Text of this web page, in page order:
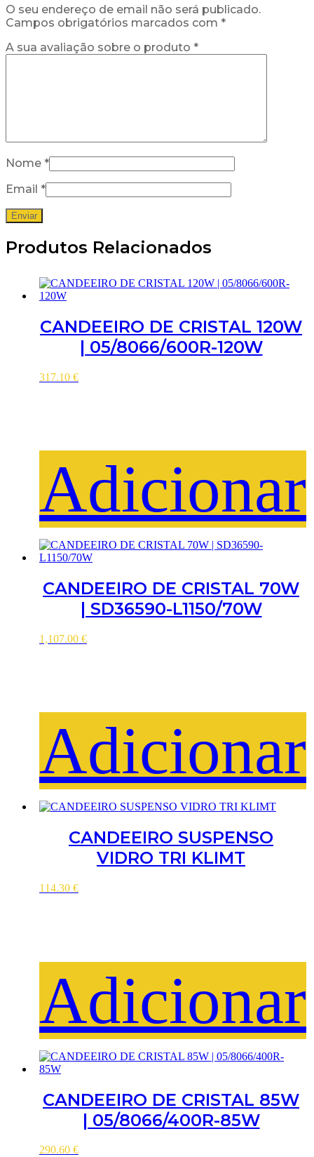
O seu endereço de email não será publicado.
Campos obrigatórios marcados com *
A sua avaliação sobre o produto *
Nome *
Email *
Produtos Relacionados
CANDEEIRO DE CRISTAL 120W
| 05/8066/600R-120W
317.10 €
Adicionar
CANDEEIRO DE CRISTAL 70W
| SD36590-L1150/70W
1,107.00 €
Adicionar
CANDEEIRO SUSPENSO
VIDRO TRI KLIMT
114.30 €
Adicionar
CANDEEIRO DE CRISTAL 85W
| 05/8066/400R-85W
290.60 €